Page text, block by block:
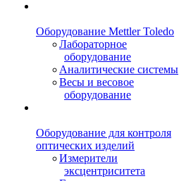
Оборудование Mettler Toledo
Лабораторное
оборудование
Аналитические системы
Весы и весовое
оборудование
Оборудование для контроля
оптических изделий
Измерители
эксцентриситета